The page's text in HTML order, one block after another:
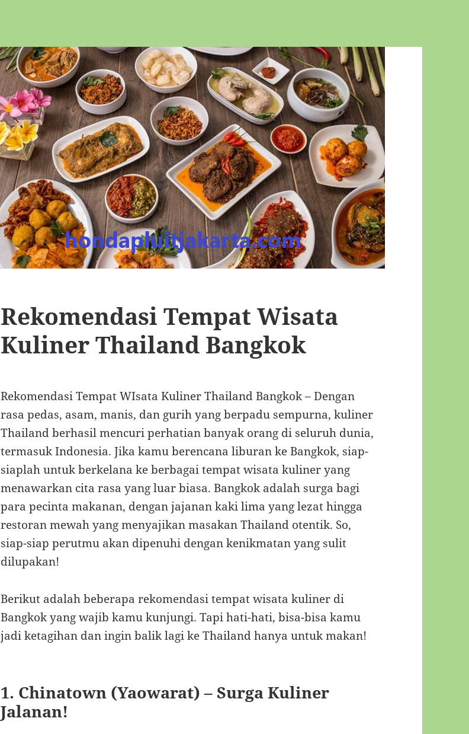
Rekomendasi Tempat Wisata
Kuliner Thailand Bangkok
Rekomendasi Tempat WIsata Kuliner Thailand Bangkok – Dengan
rasa pedas, asam, manis, dan gurih yang berpadu sempurna, kuliner
Thailand berhasil mencuri perhatian banyak orang di seluruh dunia,
termasuk Indonesia. Jika kamu berencana liburan ke Bangkok, siap-
siaplah untuk berkelana ke berbagai tempat wisata kuliner yang
menawarkan cita rasa yang luar biasa. Bangkok adalah surga bagi
para pecinta makanan, dengan jajanan kaki lima yang lezat hingga
restoran mewah yang menyajikan masakan Thailand otentik. So,
siap-siap perutmu akan dipenuhi dengan kenikmatan yang sulit
dilupakan!
Berikut adalah beberapa rekomendasi tempat wisata kuliner di
Bangkok yang wajib kamu kunjungi. Tapi hati-hati, bisa-bisa kamu
jadi ketagihan dan ingin balik lagi ke Thailand hanya untuk makan!
1. Chinatown (Yaowarat) – Surga Kuliner
Jalanan!